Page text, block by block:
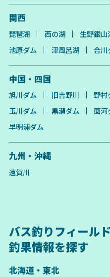
関西
琵琶湖 西の湖 生野銀山
池原ダム
津風呂湖 合川
中国・四国
旭川ダム 旧吉野川 野村
玉川ダム
黒瀬ダム 面河
早明浦ダム
九州・沖縄
遠賀川
バス釣りフィール
釣果情報を探す
北海道・東北